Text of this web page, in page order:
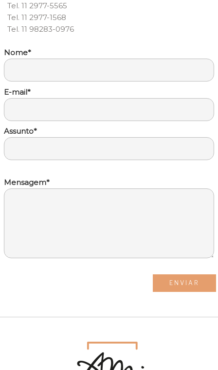
Tel. 11 2977-5565
Tel. 11 2977-1568
Tel. 11 98283-0976
Nome*
E-mail*
Assunto*
Mensagem*